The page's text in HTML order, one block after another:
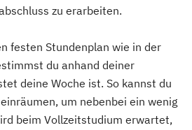
zu erarbeiten.
festen Stundenplan wie in der
du anhand deiner
deine Woche ist. So kannst du
um nebenbei ein wenig
beim Vollzeitstudium erwartet,